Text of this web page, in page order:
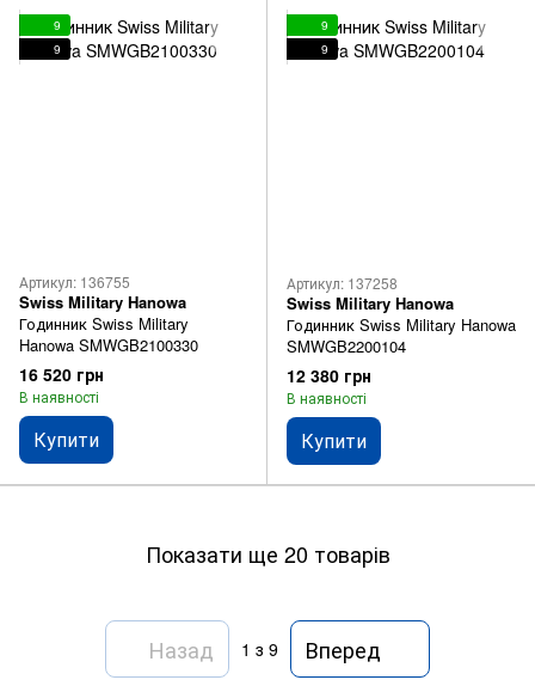
9
9
Артикул: 136755
Swiss Military Hanowa
Годинник Swiss Military
Hanowa SMWGB2100330
16 520 грн
В наявності
Купити
9
9
Артикул: 137258
Swiss Military Hanowa
Годинник Swiss Military Hanowa
SMWGB2200104
12 380 грн
В наявності
Купити
Показати ще 20 товарів
Назад 1 з 9 Вперед